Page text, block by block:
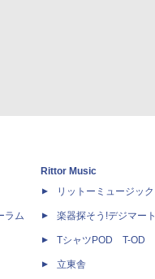
ラム
Rittor Music
リットーミュージック
楽器探そう!デジマート
TシャツPOD T-OD
立東舎